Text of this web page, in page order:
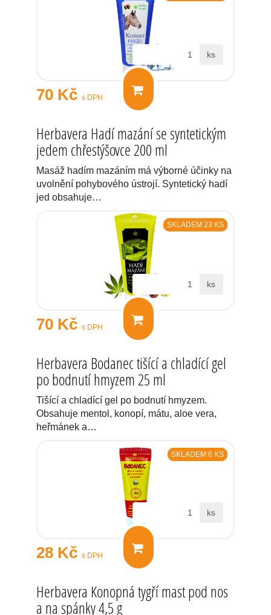
70 Kč s DPH
ks
Herbavera Hadí mazání se syntetickým
jedem chřestýšovce 200 ml
Masáž hadím mazáním má výborné účinky na
uvolnění pohybového ústrojí. Syntetický hadí
jed obsahuje…
SKLADEM 23 KS
70 Kč s DPH
ks
Herbavera Bodanec tišící a chladící gel
po bodnutí hmyzem 25 ml
Tišící a chladící gel po bodnutí hmyzem.
Obsahuje mentol, konopí, mátu, aloe vera,
heřmánek a…
SKLADEM 6 KS
28 Kč s DPH
ks
Herbavera Konopná tygří mast pod nos
a na spánky 4,5 g